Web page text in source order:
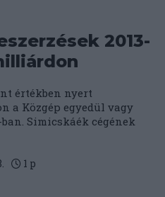
2013-
értékben nyert
a Közgép egyedül vagy
Simicskáék cégének
1 p